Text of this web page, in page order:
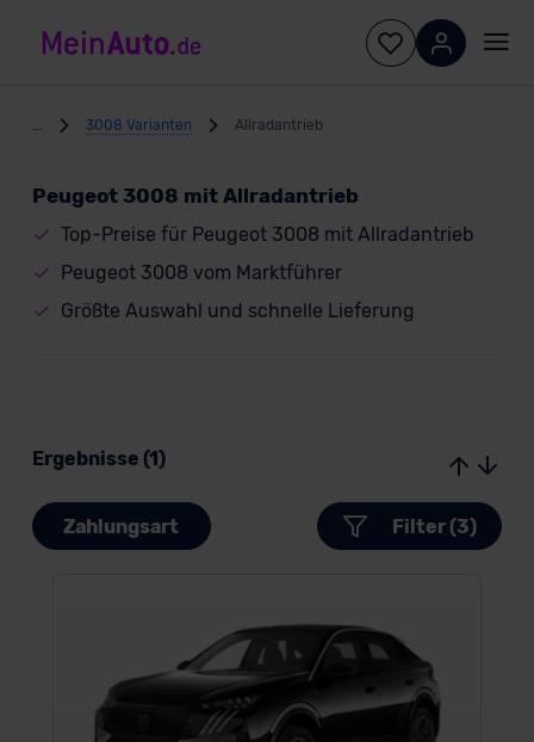
3008 Varianten Allradantrieb
Peugeot 3008 mit Allradantrieb
Top-Preise für Peugeot 3008 mit Allradantrieb
Peugeot 3008 vom Marktführer
Größte Auswahl und schnelle Lieferung
Ergebnisse (1)
Zahlungsart Filter (3)